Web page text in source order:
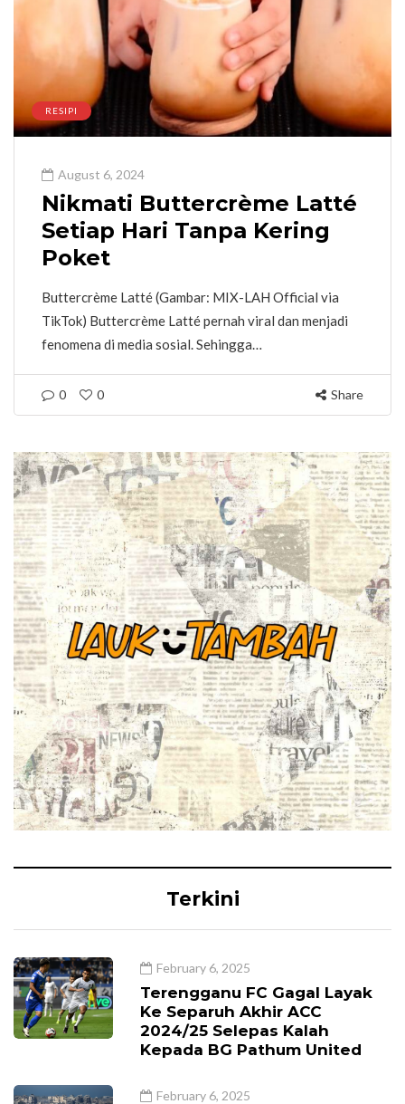
RESIPI
August 6, 2024
Nikmati Buttercrème Latté
Setiap Hari Tanpa Kering
Poket
Buttercrème Latté (Gambar: MIX-LAH Official via
TikTok) Buttercrème Latté pernah viral dan menjadi
fenomena di media sosial. Sehingga…
0 0 Share
Terkini
February 6, 2025
Terengganu FC Gagal Layak
Ke Separuh Akhir ACC
2024/25 Selepas Kalah
Kepada BG Pathum United
February 6, 2025